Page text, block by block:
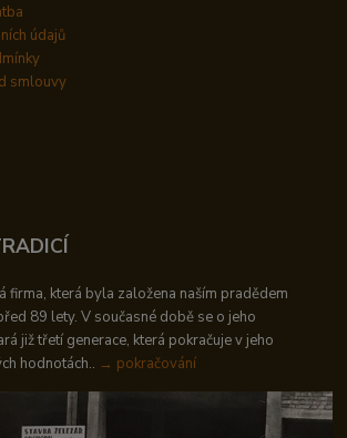
údajů
smlouvy
firma, která byla založena naším pradědem
89 lety. V současné době se o jeho
již třetí generace, která pokračuje v jeho
hodnotách.. → pokračování